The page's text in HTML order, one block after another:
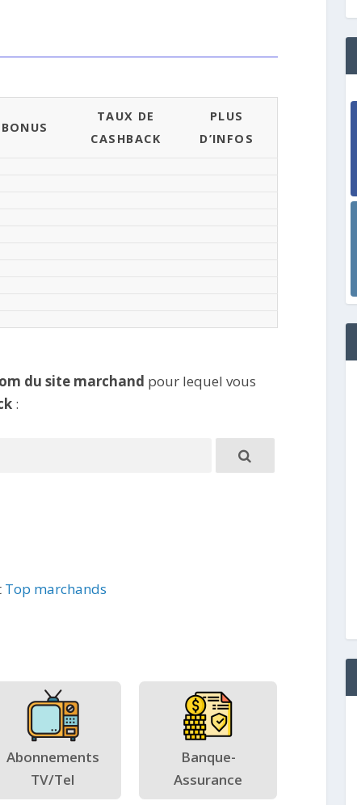
BONUS
TAUX DE
CASHBACK
PLUS
D’INFOS
du site marchand pour lequel vous
:
Top marchands
Abonnements
TV/Tel
Banque-
Assurance